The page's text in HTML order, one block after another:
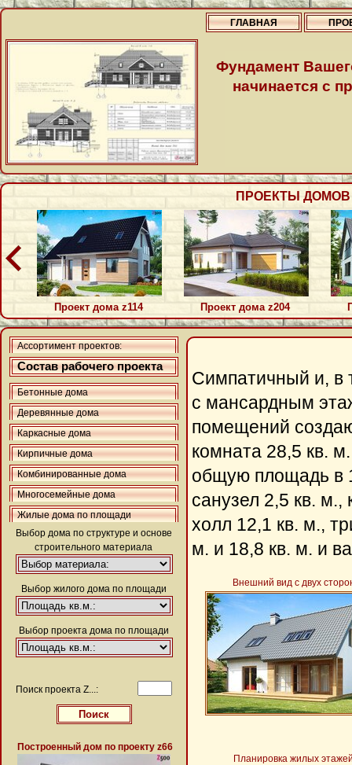
ГЛАВНАЯ
Фундамент
начинается с
ПРОЕКТЫ ДОМОВ
Проект дома z114 Проект дома z204
Симпатичный и, в
с мансардным
помещений
комната 28,5 кв.
общую площадь в
санузел 2,5 кв.
холл 12,1 кв. м.,
м. и 18,8 кв. м. и
Внешний вид с двух
Планировка жилых
Ассортимент проектов:
Состав рабочего проекта
Бетонные дома
Деревянные дома
Каркасные дома
Кирпичные дома
Комбинированные дома
Многосемейные дома
Жилые дома по площади
Выбор дома по структуре и основе
строительного материала
Выбор жилого дома по площади
Выбор проекта дома по площади
Поиск проекта Z...:
Построенный дом по проекту z66